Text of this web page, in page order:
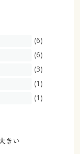
(6)
(6)
(3)
(1)
(1)
きい